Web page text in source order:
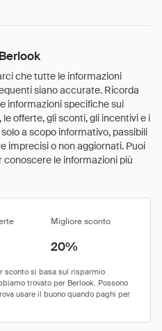
che tutte le informazioni
siano accurate. Ricorda
informazioni specifiche sui
offerte, gli sconti, gli incentivi e i
a scopo informativo, passibili
imprecisi o non aggiornati. Puoi
le informazioni più
Migliore sconto
20%